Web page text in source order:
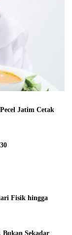
Jatim Cetak
Fisik hingga
Sekadar